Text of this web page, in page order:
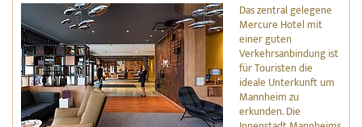
Das zentral gelegene
Mercure Hotel mit
einer guten
Verkehrsanbindung ist
für Touristen die
ideale Unterkunft um
Mannheim zu
erkunden. Die